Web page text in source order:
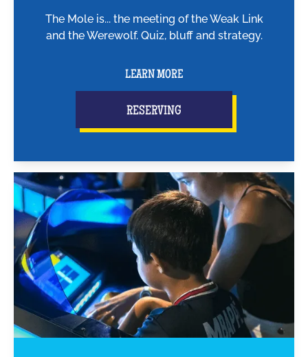
The Mole is... the meeting of the Weak Link
and the Werewolf. Quiz, bluff and strategy.
LEARN MORE
RESERVING